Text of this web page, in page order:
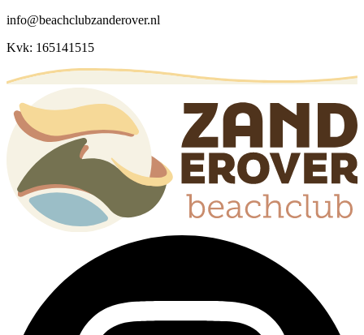
info@beachclubzanderover.nl
Kvk: 165141515